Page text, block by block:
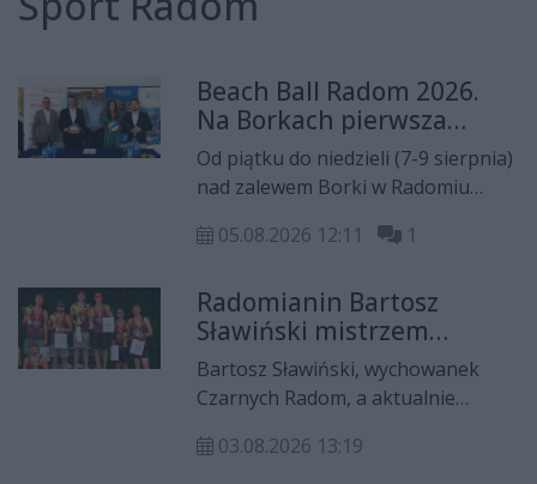
Beach Ball Radom 2026.
Na Borkach pierwsza
edycja turnieju. "Chcemy
stworzyć nową sportową
Od piątku do niedzieli (7-9 sierpnia)
nad zalewem Borki w Radomiu
trzygwiazdkowego turnieju Beach
do mistrzostw Polski mężczyzn.
05.08.2026 12:11 1
Radomianin Bartosz
Sławiński mistrzem
Mazowsza w siatkówce
plażowej
Bartosz Sławiński, wychowanek
Czarnych Radom, a aktualnie
sięgnął po tytuł mistrza Mazowsza
03.08.2026 13:19